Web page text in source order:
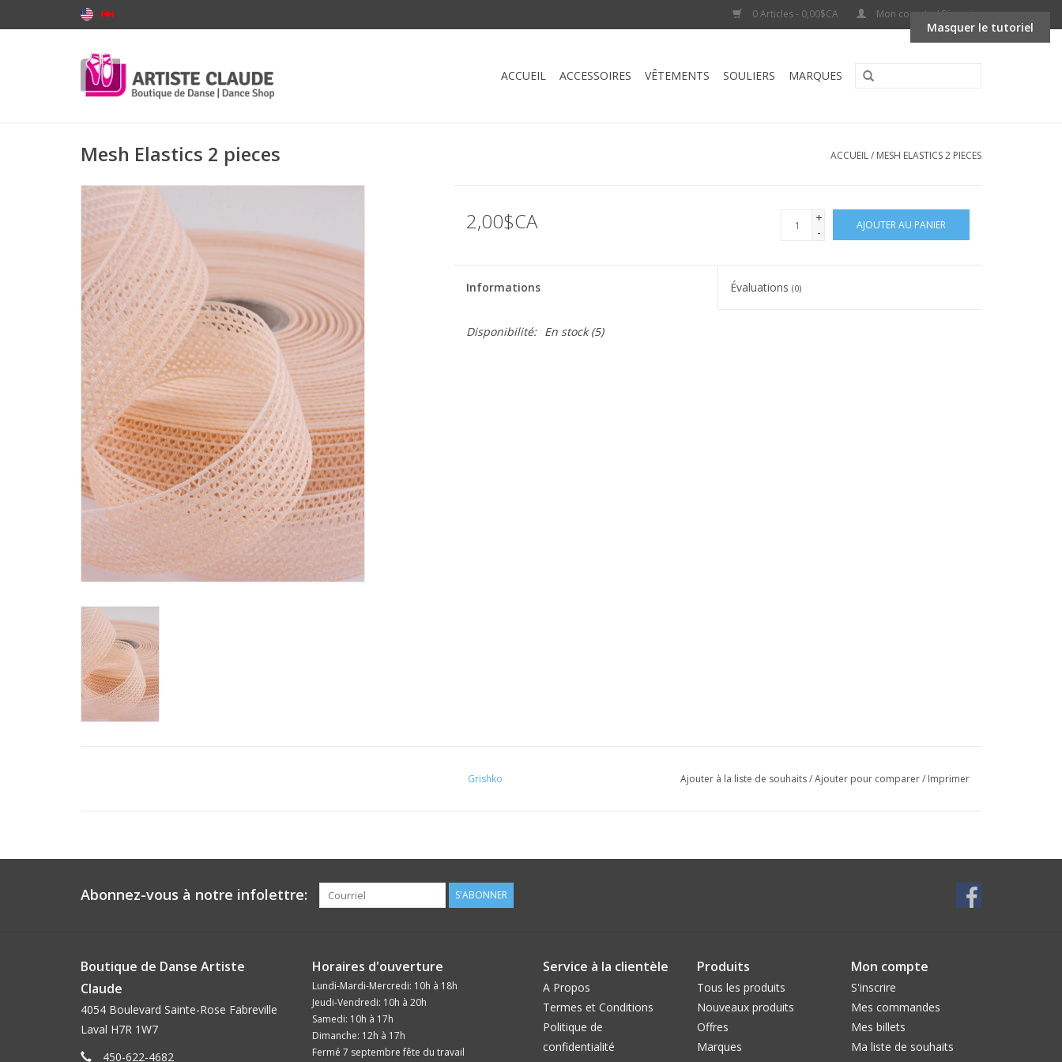
0 Articles - 0,00$CA Mon compte / S'inscrire
ACCUEIL ACCESSOIRES VÊTEMENTS SOULIERS MARQUES
Mesh Elastics 2 pieces ACCUEIL/ MESH ELASTICS 2 PIECES
2,00$CA
+
-
AJOUTER AU PANIER
Informations Évaluations(0)
Disponibilité: En stock(5)
Grishko Ajouter à la liste de souhaits/Ajouter pour comparer/ Imprimer
Abonnez-vous à notre infolettre: S'ABONNER
Boutique de Danse Artiste
Claude
4054 Boulevard Sainte-Rose Fabreville
Laval H7R 1W7
450-622-4682
Horaires d'ouverture
Lundi-Mardi-Mercredi: 10h à 18h
Jeudi-Vendredi: 10h à 20h
Samedi: 10h à 17h
Dimanche: 12h à 17h
Fermé 7 septembre fête du travail
Service à la clientèle
A Propos
Termes et Conditions
Politique de
confidentialité
Produits
Tous les produits
Nouveaux produits
Offres
Marques
Mon compte
S'inscrire
Mes commandes
Mes billets
Ma liste de souhaits
Masquer le tutoriel